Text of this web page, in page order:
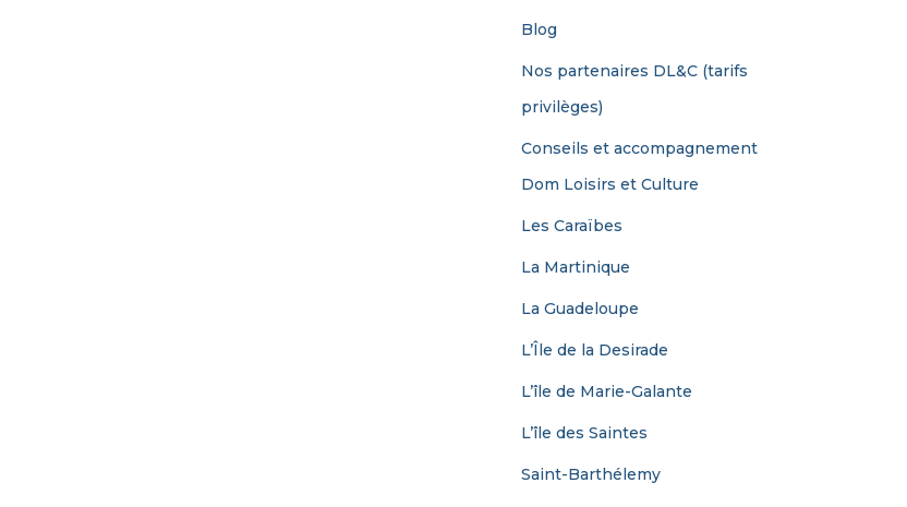
Blog
Nos partenaires DL&C (tarifs
privilèges)
Conseils et accompagnement
Dom Loisirs et Culture
Les Caraïbes
La Martinique
La Guadeloupe
L’Île de la Desirade
L’île de Marie-Galante
L’île des Saintes
Saint-Barthélemy